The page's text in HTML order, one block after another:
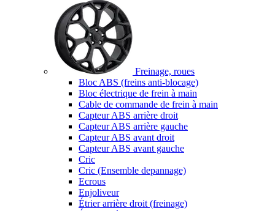
Freinage, roues
Bloc ABS (freins anti-blocage)
Bloc électrique de frein à main
Cable de commande de frein à main
Capteur ABS arrière droit
Capteur ABS arrière gauche
Capteur ABS avant droit
Capteur ABS avant gauche
Cric
Cric (Ensemble depannage)
Ecrous
Enjoliveur
Étrier arrière droit (freinage)